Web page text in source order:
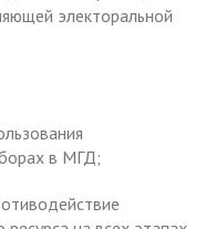
электоральной
в МГД;